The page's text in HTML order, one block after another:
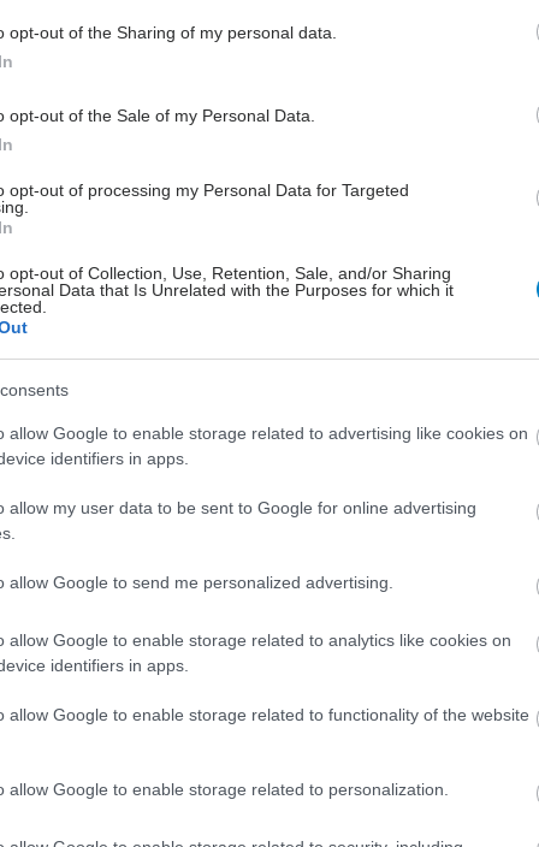
opt-out of the Sharing of my personal data.
opt-out of the Sale of my Personal Data.
opt-out of processing my Personal Data for Targeted
opt-out of Collection, Use, Retention, Sale, and/or Sharing
Data that Is Unrelated with the Purposes for which it
allow Google to enable storage related to advertising like cookies on
identifiers in apps.
allow my user data to be sent to Google for online advertising
allow Google to send me personalized advertising.
allow Google to enable storage related to analytics like cookies on
identifiers in apps.
allow Google to enable storage related to functionality of the website
allow Google to enable storage related to personalization.
ασθενών (πιθανή ενδονοσοκομειακή
αυτοκτονικής συμπεριφοράς) και με το μητρώο
ανάλυση, οι επιδημιολόγοι συνέκριναν 36.082
αναστέλλουν τη διάσπαση του ίδιου του
GLP-1). Αρχικά διαπίστωσαν αυξημένο ποσοστό
με επίπτωση 3,9 έναντι 1,8 περιστατικών ανά
Αυτό οδήγησε σε αναλογία κινδύνου 2,08, η
σημαντική με διάστημα εμπιστοσύνης 95% από 1,83
αγωνιστές GLP-1 θα συσχετίζονταν δύο φορές
με αυτοκτονικές σκέψεις ή ολοκληρωμένες
Ωστόσο, ο κίνδυνος εξαφανίστηκε σε μια
των ασθενών και διαγνώσεις που σημειώθηκαν
1,02 (0,85-1,23).
ανάλυση, οι ερευνητές συνέκριναν 32.336
GLP-1 με 96.212 χρήστες αναστολέων SGLT-
δεν σχετίζονται άμεσα με το GLP-1). Και εδώ, το
ήταν αρχικά υψηλότερο σε 4,3 έναντι
ανά 1.000 ανθρωποέτη (λόγος κινδύνου 1,60-